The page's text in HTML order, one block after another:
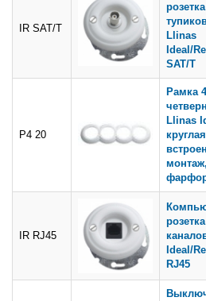
IR SAT/T
розетка
Llinas
Ideal/
SAT/T
Р4 20
Рамка 4
Llinas
круглая
монтаж,
IR RJ45
Ideal/
RJ45